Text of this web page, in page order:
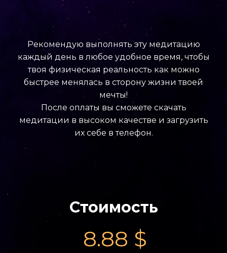
Рекомендую выполнять эту медитацию
каждый день в любое удобное время, чтобы
твоя физическая реальность как можно
быстрее менялась в сторону жизни твоей
мечты!
После оплаты вы сможете скачать
медитации в высоком качестве и загрузить
их себе в телефон.
Стоимость
8.88 $